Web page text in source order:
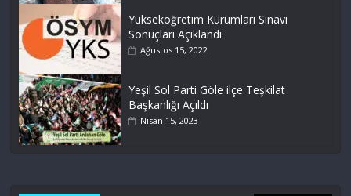
Yükseköğretim Kurumları Sınavı
Sonuçları Açıklandı
Ağustos 15, 2022
Yeşil Sol Parti Göle ilçe Teşkilat
Başkanlığı Açıldı
Nisan 15, 2023